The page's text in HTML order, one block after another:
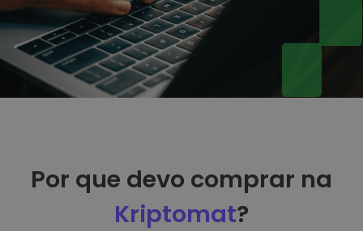
Por que devo comprar na
Kriptomat?